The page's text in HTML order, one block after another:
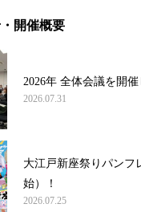
開催概要
2026年 全体会議を開催
2026.07.31
大江戸新座祭りパンフ
始）！
2026.07.25